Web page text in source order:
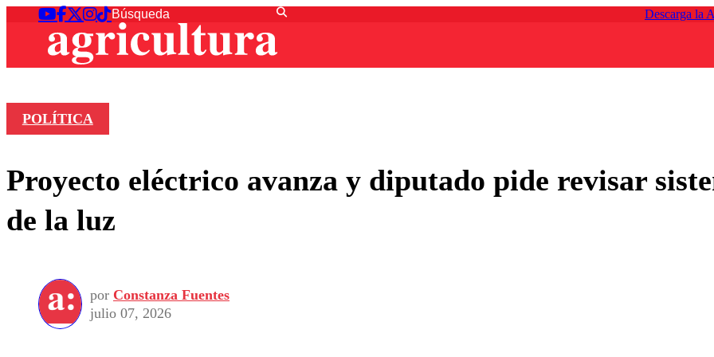
Descarga la
POLÍTICA
Proyecto eléctrico avanza y diputado pide revisar
de la luz
por Constanza Fuentes
julio 07, 2026